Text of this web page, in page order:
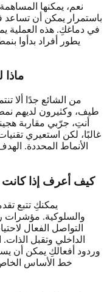
نعم، يمكنها المساهمة
باستمرار يمكن أن
في دماغكِ. هذه العملية
يطور أفراد بدأوا
من الشائع جدًا ألا
طيف، وكثيرون لديهم
أنتِ، جرّبي مقاربة
غالبًا، لكن استعيري
الأنماط المحددة.
كيف أعرف إذا كانت
يمكنكِ تتبع
والسلوكية. مؤشرات
التواصل الفعال
الداخلي وتقبل
وردود أفعالكِ يمكن أن
خط الأساس